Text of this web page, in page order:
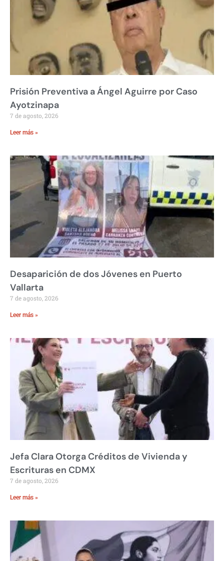
Prisión Preventiva a Ángel Aguirre por Caso
Ayotzinapa
7 de agosto, 2026
Leer más »
Desaparición de dos Jóvenes en Puerto
Vallarta
7 de agosto, 2026
Leer más »
Jefa Clara Otorga Créditos de Vivienda y
Escrituras en CDMX
7 de agosto, 2026
Leer más »